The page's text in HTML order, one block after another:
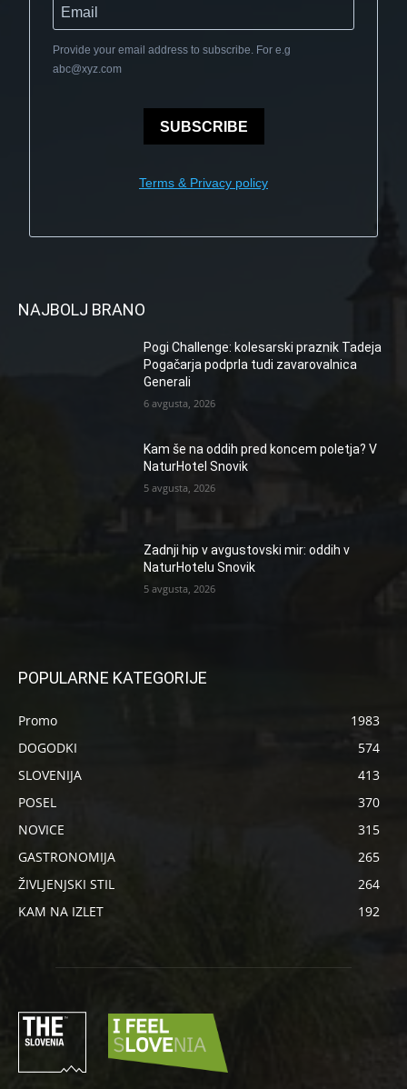
Provide your email address to subscribe. For e.g
abc@xyz.com
SUBSCRIBE
Terms & Privacy policy
NAJBOLJ BRANO
Pogi Challenge: kolesarski praznik Tadeja
Pogačarja podprla tudi zavarovalnica
Generali
6 avgusta, 2026
Kam še na oddih pred koncem poletja? V
NaturHotel Snovik
5 avgusta, 2026
Zadnji hip v avgustovski mir: oddih v
NaturHotelu Snovik
5 avgusta, 2026
POPULARNE KATEGORIJE
Promo
1983
DOGODKI
574
SLOVENIJA
413
POSEL
370
NOVICE
315
GASTRONOMIJA
265
ŽIVLJENJSKI STIL
264
KAM NA IZLET
192